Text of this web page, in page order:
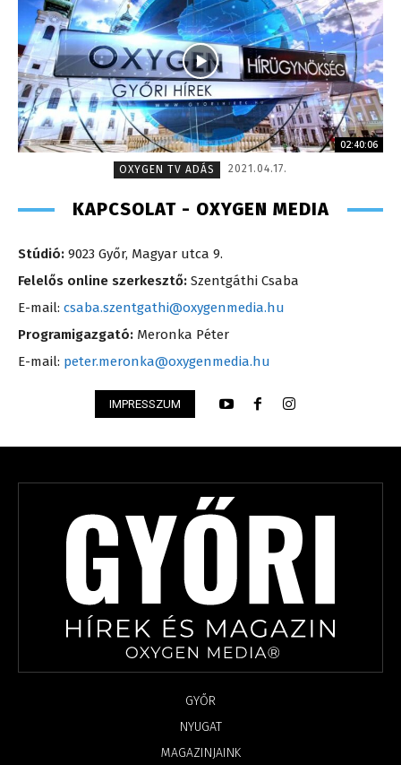
02:40:06
OXYGEN TV ADÁS
2021.04.17.
KAPCSOLAT - OXYGEN MEDIA
Stúdió: 9023 Győr, Magyar utca 9.
Felelős online szerkesztő: Szentgáthi Csaba
E-mail: csaba.szentgathi@oxygenmedia.hu
Programigazgató: Meronka Péter
E-mail: peter.meronka@oxygenmedia.hu
IMPRESSZUM
GYŐR
NYUGAT
MAGAZINJAINK